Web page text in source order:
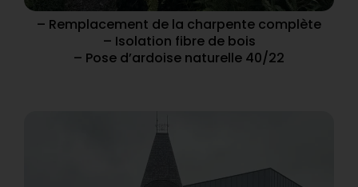
– Remplacement de la charpente complète
– Isolation fibre de bois
– Pose d’ardoise naturelle 40/22